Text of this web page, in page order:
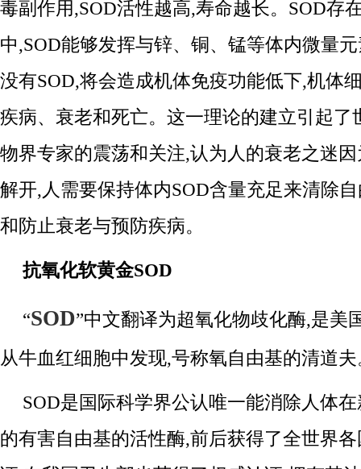
毒副作用,SOD活性越高,寿命越长。SOD存
中,SOD能够发挥与锌、铜、锰等体内微量
没有SOD,将会造成机体免疫功能低下,机体
疾病、衰老和死亡。这一理论的建立引起了
物界专家的震荡和关注,认为人的衰老之迷
解开,人需要保持体内SOD含量充足来清除
和防止衰老与预防疾病。
抗氧化软黄金SOD
“SOD”中文翻译为超氧化物歧化酶,是美
从牛血红细胞中发现,号称氧自由基的清道夫
SOD是国际科学界公认唯一能消除人体
的有害自由基的活性酶,前后获得了全世界